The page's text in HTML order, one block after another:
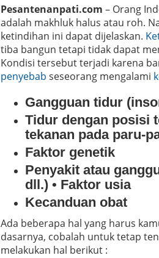
Pesantenanpati.com – Orang
adalah makhluk halus atau roh.
ketindihan ini dapat dijelaskan.
tiba bangun tetapi tidak dapat
Kondisi tersebut terjadi karena
penyebab seseorang mengalami
Gangguan tidur
Tidur dengan posisi
tekanan pada paru-
Faktor genetik
Penyakit atau
dll.) • Faktor usia
Kecanduan obat
Ada beberapa hal yang harus
dasarnya, cobalah untuk tetap
melakukan hal berikut :